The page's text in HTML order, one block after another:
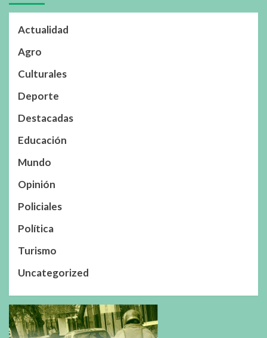
Actualidad
Agro
Culturales
Deporte
Destacadas
Educación
Mundo
Opinión
Policiales
Política
Turismo
Uncategorized